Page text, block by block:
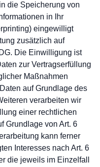
die Speicherung von
in Ihr
eingewilligt
zusätzlich auf
Die Einwilligung ist
zur Vertragserfüllung
Maßnahmen
auf Grundlage des
verarbeiten wir
einer rechtlichen
Grundlage von Art. 6
kann ferner
Interesses nach Art. 6
die jeweils im Einzelfall